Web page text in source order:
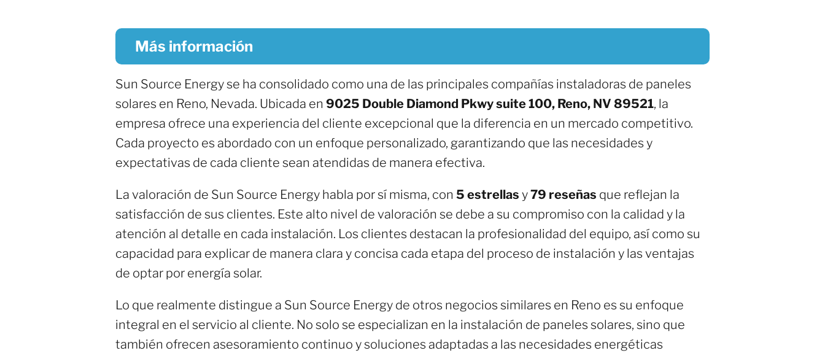
Más información
Sun Source Energy se ha consolidado como una de las principales compañías instaladoras de paneles
solares en Reno, Nevada. Ubicada en 9025 Double Diamond Pkwy suite 100, Reno, NV 89521, la
empresa ofrece una experiencia del cliente excepcional que la diferencia en un mercado competitivo.
Cada proyecto es abordado con un enfoque personalizado, garantizando que las necesidades y
expectativas de cada cliente sean atendidas de manera efectiva.
La valoración de Sun Source Energy habla por sí misma, con 5 estrellas y79 reseñas que reflejan la
satisfacción de sus clientes. Este alto nivel de valoración se debe a su compromiso con la calidad y la
atención al detalle en cada instalación. Los clientes destacan la profesionalidad del equipo, así como su
capacidad para explicar de manera clara y concisa cada etapa del proceso de instalación y las ventajas
de optar por energía solar.
Lo que realmente distingue a Sun Source Energy de otros negocios similares en Reno es su enfoque
integral en el servicio al cliente. No solo se especializan en la instalación de paneles solares, sino que
también ofrecen asesoramiento continuo y soluciones adaptadas a las necesidades energéticas